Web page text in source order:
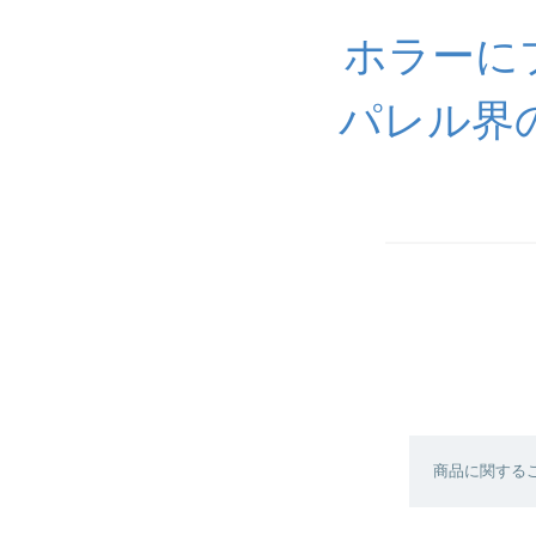
ホラーに
パレル界
商品に関する